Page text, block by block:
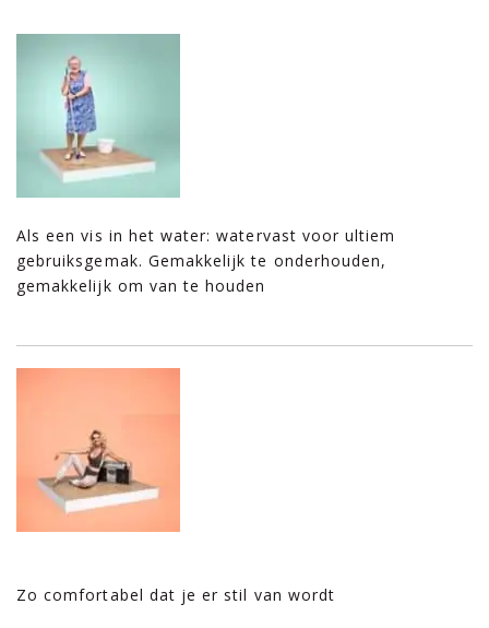
Als een vis in het water: watervast voor ultiem
gebruiksgemak. Gemakkelijk te onderhouden,
gemakkelijk om van te houden
Zo comfortabel dat je er stil van wordt